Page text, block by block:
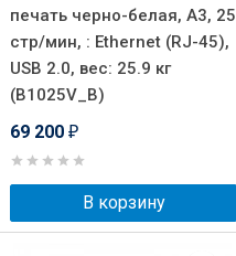
печать черно-белая, A3, 25
стр/мин, : Ethernet (RJ-45),
USB 2.0, вес: 25.9 кг
(B1025V_B)
69 200 ₽
В корзину